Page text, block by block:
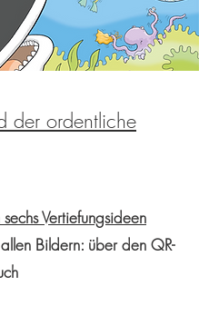
der ordentliche
Vertiefungsideen
Bildern: über den QR-